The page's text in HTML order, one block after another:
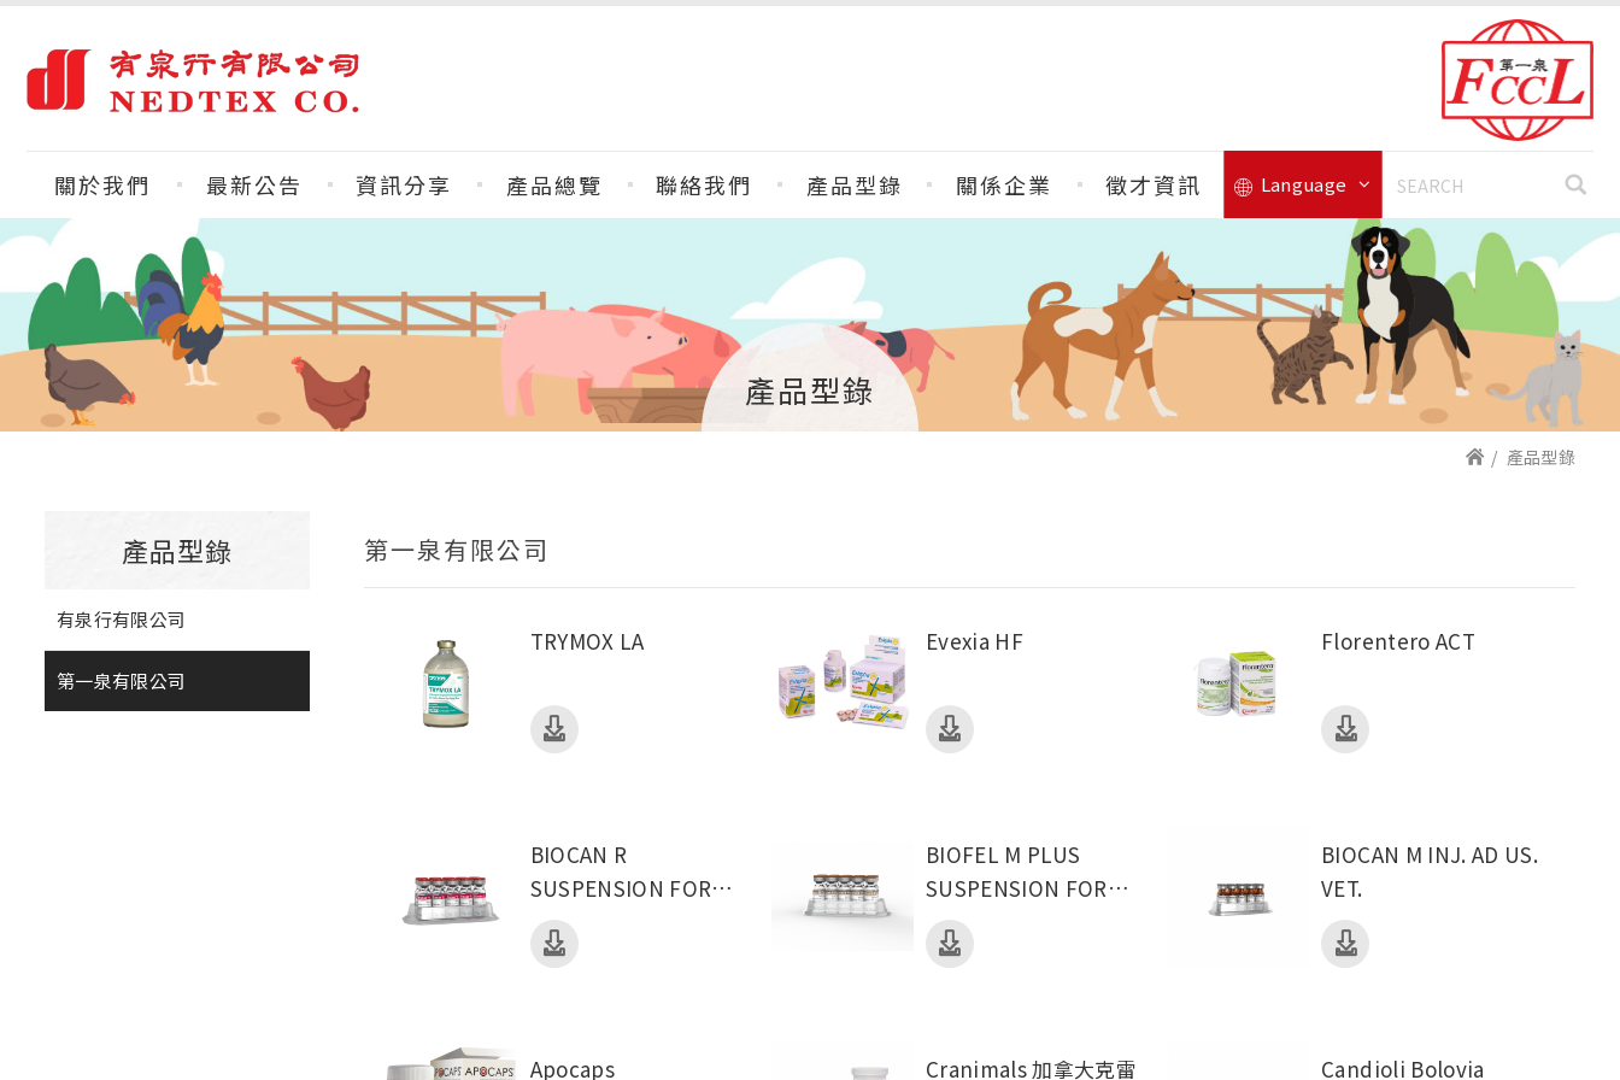
Language
關於我們 最新公告 資訊分享 產品總覽 聯絡我們 產品型錄 關係企業 徵才資訊
產品型錄
產品型錄
產品型錄
有泉行有限公司
第一泉有限公司
第一泉有限公司
TRYMOX LA Evexia HF Florentero ACT
BIOCAN R
SUSPENSION FOR
INJECTION
BIOFEL M PLUS
SUSPENSION FOR
INJECTION FOR CATS
BIOCAN M INJ. AD US.
VET.
Apocaps Cranimals 加拿大克雷 Candioli Bolovia